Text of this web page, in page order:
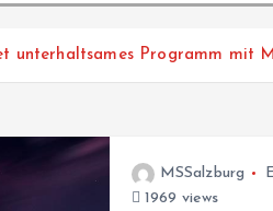
unterhaltsames Programm mit
MSSalzburg
1969 views